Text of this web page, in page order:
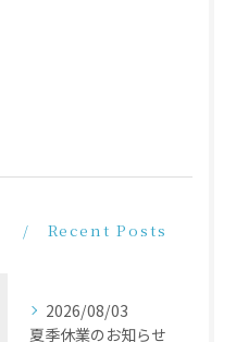
Recent Posts
2026/08/03
夏季休業のお知らせ